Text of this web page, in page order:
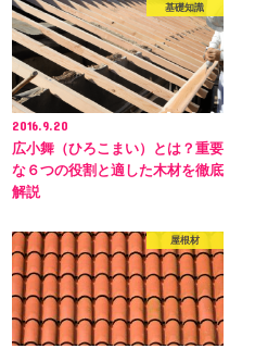
基礎知識
2016.9.20
広小舞（ひろこまい）とは？重要
な６つの役割と適した木材を徹底
解説
屋根材